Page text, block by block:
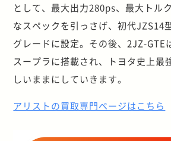
として、最大出力280ps、最大トル
なスペックを引っさげ、初代JZS14
グレードに設定。その後、2JZ-GTE
スープラに搭載され、トヨタ史上最
しいままにしていきます。
アリストの買取専門ページはこちら